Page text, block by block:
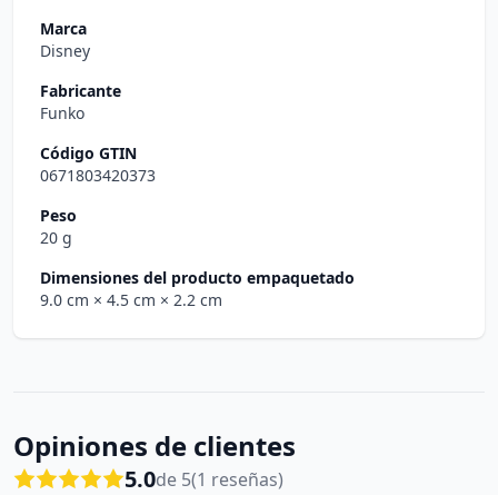
Marca
Disney
Fabricante
Funko
Código GTIN
0671803420373
Peso
20 g
Dimensiones del producto empaquetado
9.0 cm × 4.5 cm × 2.2 cm
Opiniones de clientes
5.0de 5(1 reseñas)